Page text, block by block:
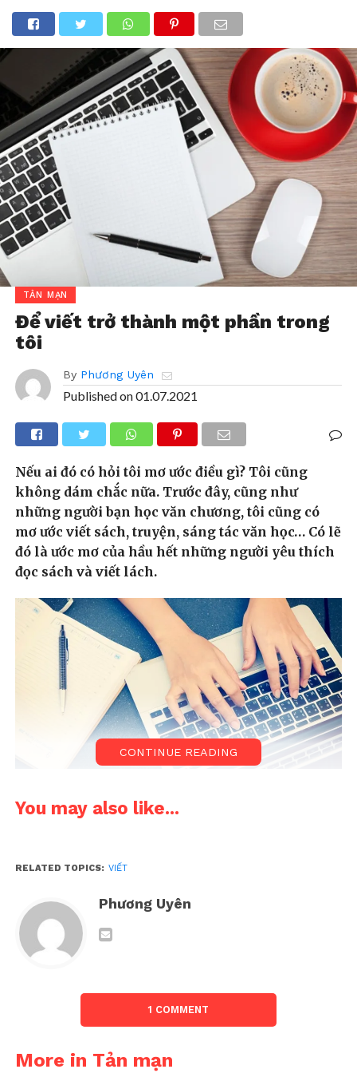
TẢN MẠN
Để viết trở thành một phần trong
tôi
By Phương Uyên
Published on01.07.2021
Nếu ai đó có hỏi tôi mơ ước điều gì? Tôi cũng
không dám chắc nữa. Trước đây, cũng như
những người bạn học văn chương, tôi cũng có
mơ ước viết sách, truyện, sáng tác văn học… Có lẽ
đó là ước mơ của hầu hết những người yêu thích
đọc sách và viết lách.
Viết là đam mê và sở thích của mình, nhưng có nhiều
khi dường như mạch văn chương của tôi đã cạn kiệt
chục bài thơ mỗi tuần, làm văn, viết thư, kể chuyện
đủ loại… thì càng lớn tôi lại càng “bí”. Làm thơ thì
không đủ “ướt át”, sáng tác truyện thì không đủ
cảm hứng. Cứ thế, tôi chả có một tác phẩm nào để
có thể tự hào mình cũng là dân văn.
Tôi cứ nghĩ rằng, sở dĩ tôi không thể viết được một
câu chuyện nào hay một bài thơ nào là bởi vì tôi
bận. Vì thế, tôi tự nhủ, sau này, khi đã có đủ tiền và
thời gian, ví dụ sau khi nghỉ hưu chẳng hạn, tôi sẽ
CONTINUE READING
You may also like...
RELATED TOPICS: VIẾT
Phương Uyên
1 COMMENT
More in Tản mạn